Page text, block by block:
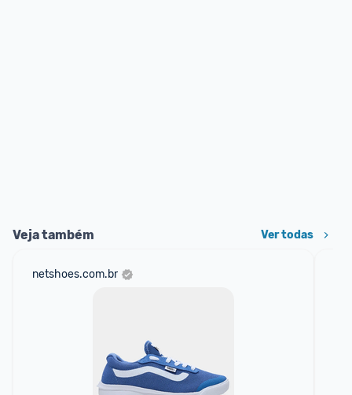
Veja também Ver todas
netshoes.com.br